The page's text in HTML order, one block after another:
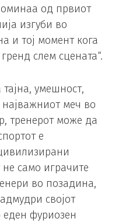
од првиот
изгуби во
и тој момент кога
слем сцената“.
умешност,
меч во
тренерот може да
е
не само играчите
во позадина,
својот
еден фуриозен